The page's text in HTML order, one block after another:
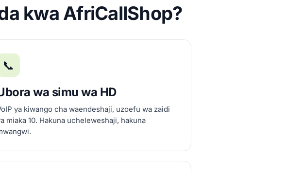
kwa AfriCallShop?
📞
wa simu wa HD
ya kiwango cha waendeshaji, uzoefu wa zaidi
miaka 10. Hakuna ucheleweshaji, hakuna